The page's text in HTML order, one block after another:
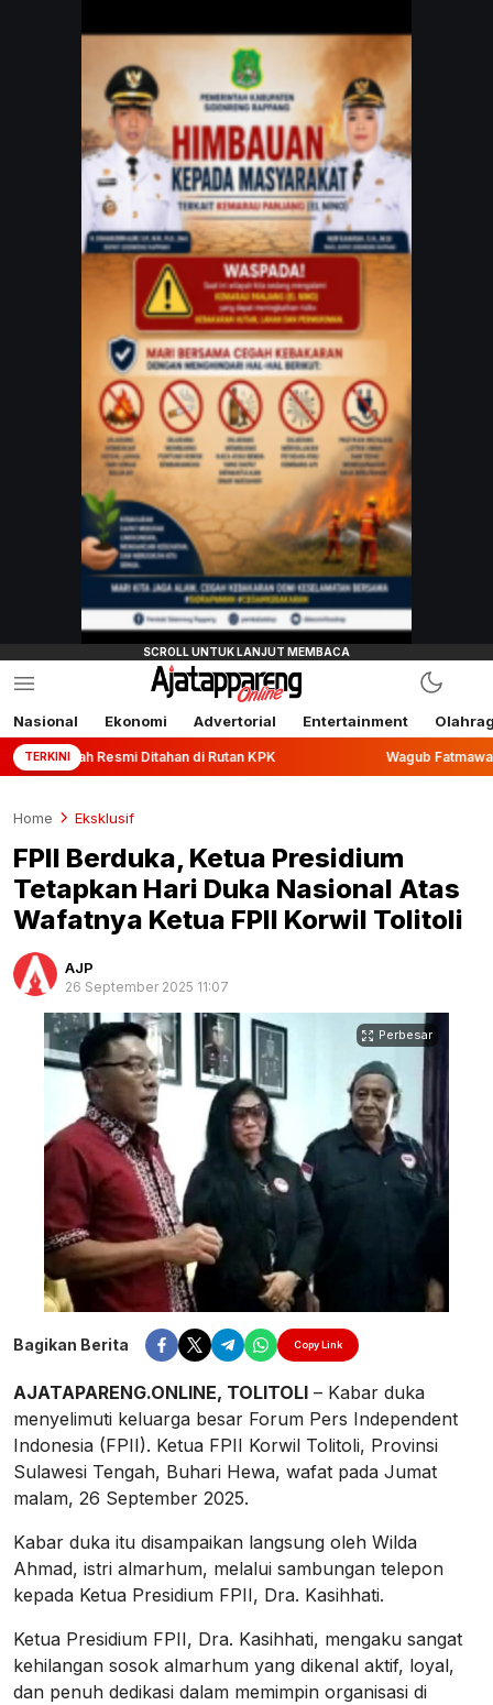
Nasional Ekonomi Advertorial Entertainment
TERKINI
Ditahan di Rutan KPK Wagub Fatmawati Rusdi
Home Eksklusif
FPII Berduka, Ketua Presidium
Tetapkan Hari Duka Nasional Atas
Wafatnya Ketua FPII Korwil Tolitoli
AJP
26 September 2025 11:07
Perbesar
Bagikan Berita Copy Link
AJATAPARENG.ONLINE, TOLITOLI – Kabar duka
menyelimuti keluarga besar Forum Pers Independent
Indonesia (FPII). Ketua FPII Korwil Tolitoli, Provinsi
Sulawesi Tengah, Buhari Hewa, wafat pada Jumat
malam, 26 September 2025.
Kabar duka itu disampaikan langsung oleh Wilda
Ahmad, istri almarhum, melalui sambungan telepon
kepada Ketua Presidium FPII, Dra. Kasihhati.
Ketua Presidium FPII, Dra. Kasihhati, mengaku sangat
kehilangan sosok almarhum yang dikenal aktif, loyal,
dan penuh dedikasi dalam memimpin organisasi di